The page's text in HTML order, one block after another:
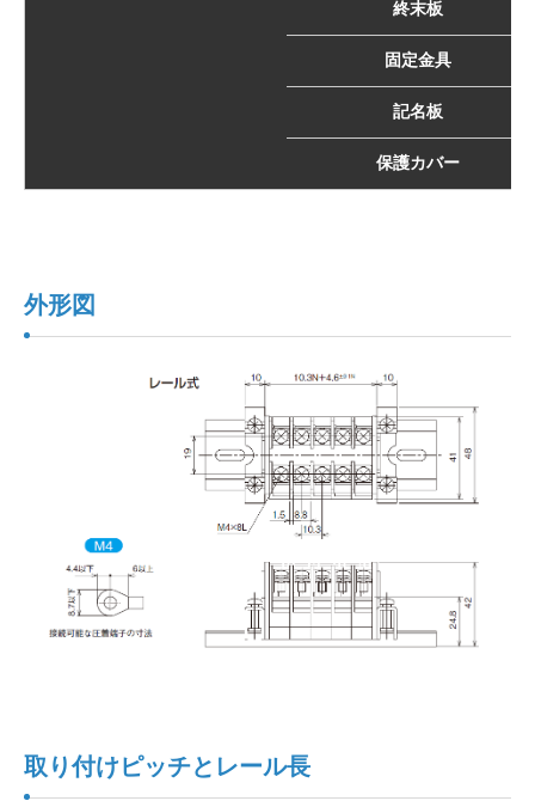
終末板
固定金具
記名板
保護カバー
外形図
取り付けピッチとレール長